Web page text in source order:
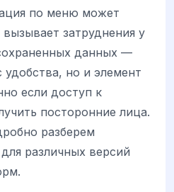
по меню может
затруднения у
данных —
удобства, но и элемент
если доступ к
посторонние лица.
разберем
различных версий